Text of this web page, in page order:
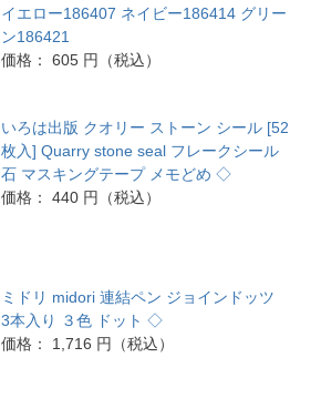
イエロー186407 ネイビー186414 グリー
ン186421
価格： 605 円（税込）
いろは出版 クオリー ストーン シール [52
枚入] Quarry stone seal フレークシール
石 マスキングテープ メモどめ ◇
価格： 440 円（税込）
ミドリ midori 連結ペン ジョインドッツ
3本入り ３色 ドット ◇
価格： 1,716 円（税込）